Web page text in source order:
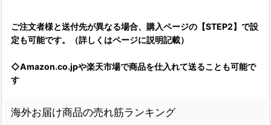
ご注文者様と送付先が異なる場合、購入ページの【STEP2】で設
定も可能です。（詳しくはページに説明記載）
◇Amazon.co.jpや楽天市場で商品を仕入れて送ることも可能で
す
海外お届け商品の売れ筋ランキング